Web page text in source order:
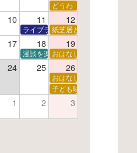
どうわ
10 11 12
ん ライブラリーシアター
紙芝居と折り紙
17 18 19
漫談を楽しむ会 ～漫談DVD上映会～
おはなし会
24 25 26
シック
別映画会「調査屋マオさんの恋文」
おはなし会
子ども映画会
1 2 3